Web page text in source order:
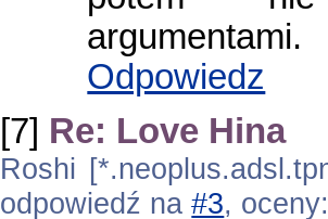
argumentami.
Odpowiedz
[7] Re: Love Hina
Roshi
odpowiedź na#3,